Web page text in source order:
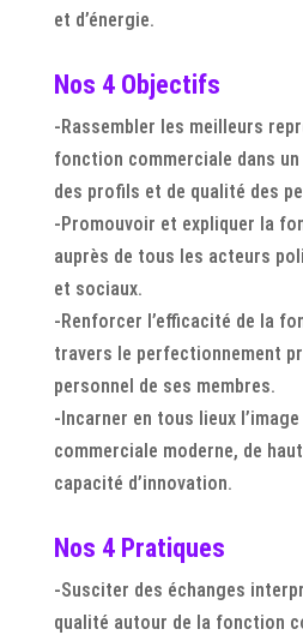
et d’énergie.
Nos 4 Objectifs
-Rassembler les meilleurs
fonction commerciale dans
des profils et de qualité des
-Promouvoir et expliquer la
auprès de tous les acteurs
et sociaux.
-Renforcer l’efficacité de la
travers le perfectionnement
personnel de ses membres.
-Incarner en tous lieux
commerciale moderne, de
capacité d’innovation.
Nos 4 Pratiques
-Susciter des échanges
qualité autour de la fonction